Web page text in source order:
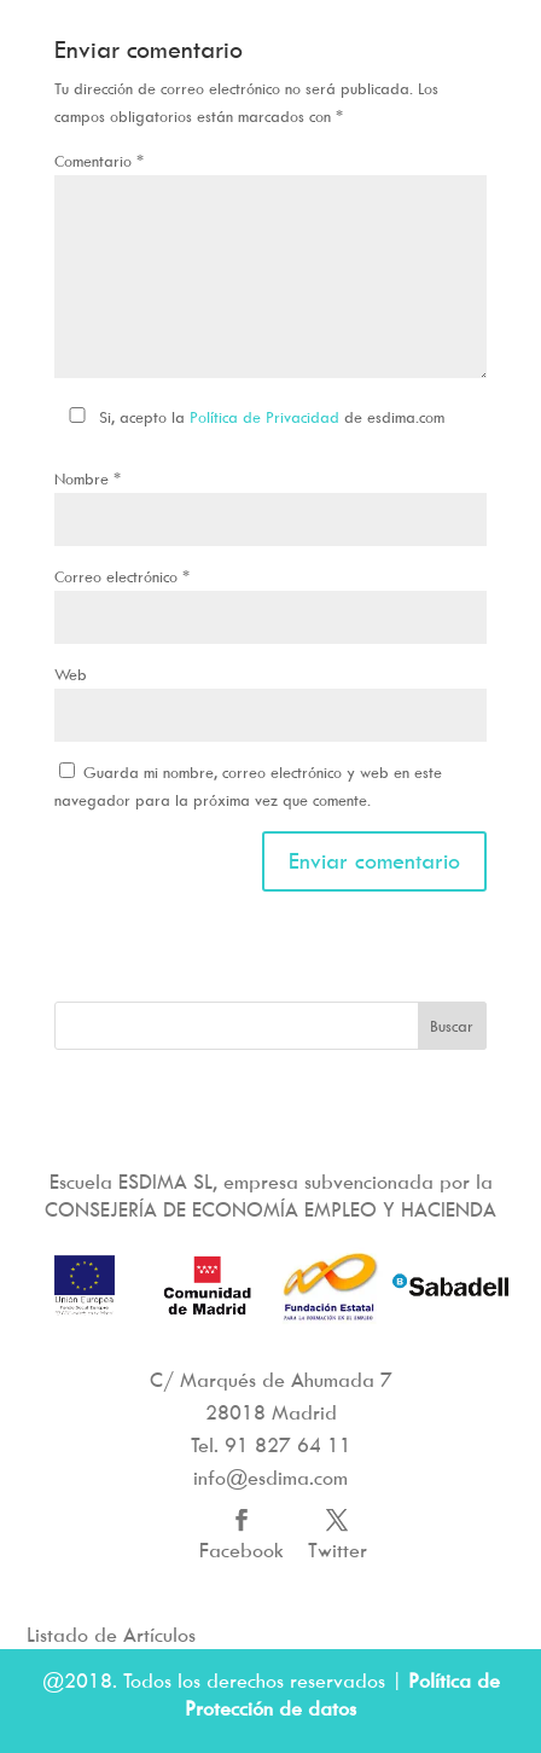
Enviar comentario
Tu dirección de correo electrónico no será publicada. Los
campos obligatorios están marcados con *
Comentario *
Si, acepto la Política de Privacidad de esdima.com
Nombre *
Correo electrónico *
Web
Guarda mi nombre, correo electrónico y web en este
navegador para la próxima vez que comente.
Escuela ESDIMA SL, empresa subvencionada por la
CONSEJERÍA DE ECONOMÍA EMPLEO Y HACIENDA
C/ Marqués de Ahumada 7
28018 Madrid
Tel. 91 827 64 11
info@esdima.com
Facebook Twitter
Listado de Artículos
@2018. Todos los derechos reservados | Política de
Protección de datos